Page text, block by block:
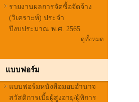
รายงานผลการจัดซื้อจัดจ้าง
(วิเคราะห์) ประจำ
ปีงบประมาณ พ.ศ. 2565
ดูทั้งหมด
แบบฟอร์ม
แบบฟอร์มหนังสือมอบอำนาจ
สวัสดิการเบี้ยผู้สูงอายุ/ผู้พิการ